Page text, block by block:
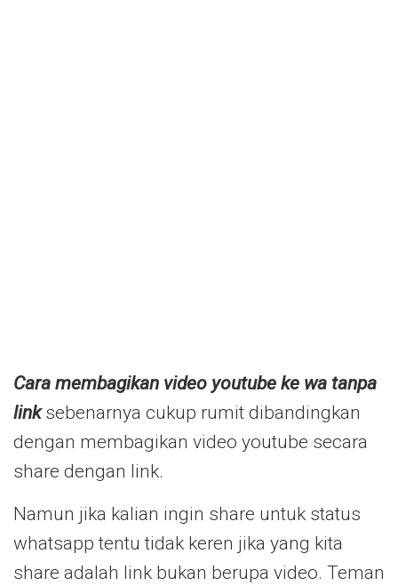
Cara membagikan video youtube ke wa tanpa
linksebenarnya cukup rumit dibandingkan
dengan membagikan video youtube secara
share dengan link.
Namun jika kalian ingin share untuk status
whatsapp tentu tidak keren jika yang kita
share adalah link bukan berupa video. Teman